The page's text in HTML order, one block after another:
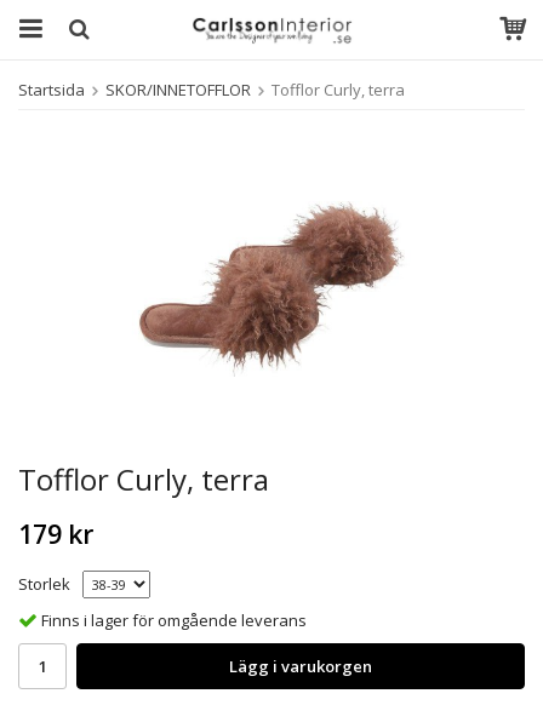
Startsida SKOR/INNETOFFLOR Tofflor Curly, terra
Tofflor Curly, terra
179 kr
Storlek
Finns i lager för omgående leverans
Lägg i varukorgen